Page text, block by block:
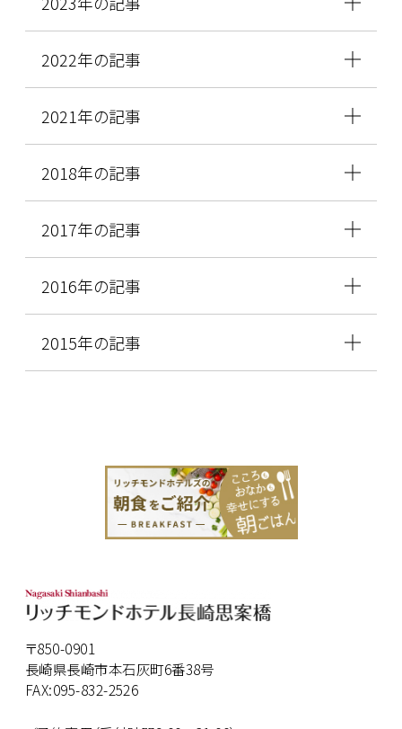
2022年の記事
2021年の記事
2018年の記事
2017年の記事
2016年の記事
2015年の記事
〒850-0901
長崎県長崎市本石灰町6番38号
FAX:095-832-2526